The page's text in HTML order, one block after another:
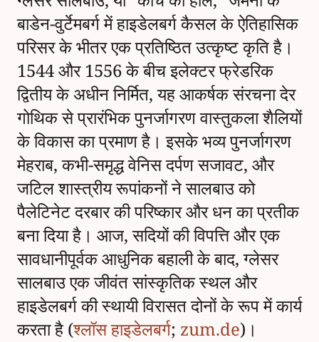
बाडेन-वुर्टेमबर्ग में हाइडेलबर्ग कैसल के ऐतिहासिक
परिसर के भीतर एक प्रतिष्ठित उत्कृष्ट कृति है।
1544 और 1556 के बीच इलेक्टर फ्रेडरिक
द्वितीय के अधीन निर्मित, यह आकर्षक संरचना देर
गोथिक से प्रारंभिक पुनर्जागरण वास्तुकला शैलियों
के विकास का प्रमाण है। इसके भव्य पुनर्जागरण
मेहराब, कभी-समृद्ध वेनिस दर्पण सजावट, और
जटिल शास्त्रीय रूपांकनों ने सालबाउ को
पैलेटिनेट दरबार की परिष्कार और धन का प्रतीक
बना दिया है। आज, सदियों की विपत्ति और एक
सावधानीपूर्वक आधुनिक बहाली के बाद, ग्लेसर
सालबाउ एक जीवंत सांस्कृतिक स्थल और
हाइडेलबर्ग की स्थायी विरासत दोनों के रूप में कार्य
करता है (श्लॉस हाइडेलबर्ग; zum.de)।